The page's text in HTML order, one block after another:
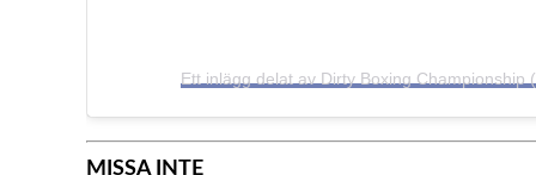
Ett inlägg delat av Dirty Boxing Championship
MISSA INTE